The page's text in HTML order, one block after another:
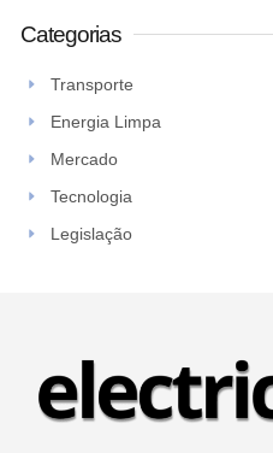
Categorias
Transporte
Energia Limpa
Mercado
Tecnologia
Legislação